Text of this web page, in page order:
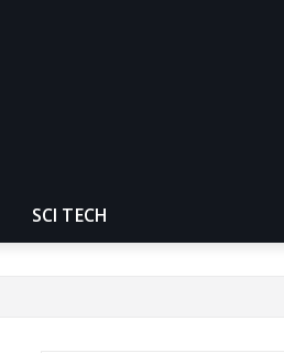
SCI TECH